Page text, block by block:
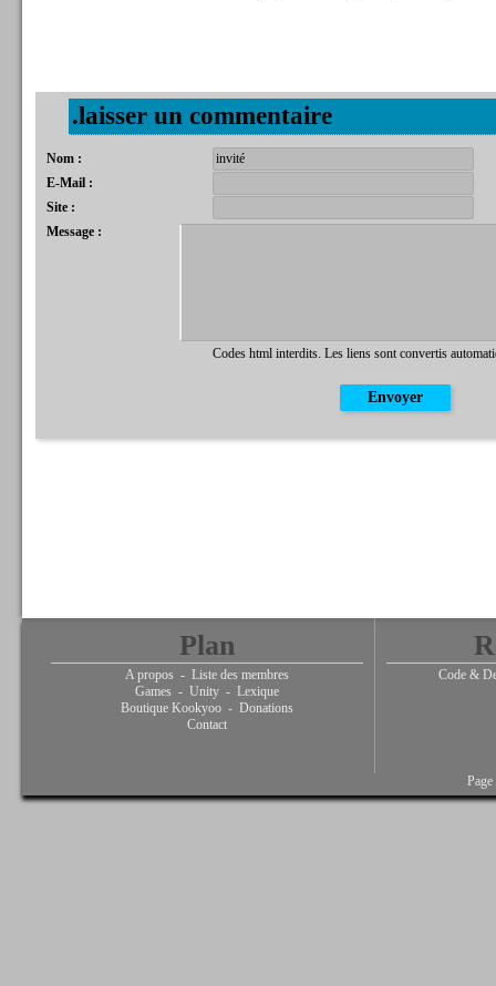
.laisser un commentaire
Nom :
E-Mail :
Site :
Message :
Codes html interdits. Les liens sont convertis
Plan
A propos - Liste des membres
Games - Unity - Lexique
Boutique Kookyoo - Donations
Contact
Code &